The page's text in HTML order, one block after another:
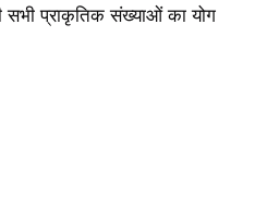
प्राकृतिक संख्याओं का योग